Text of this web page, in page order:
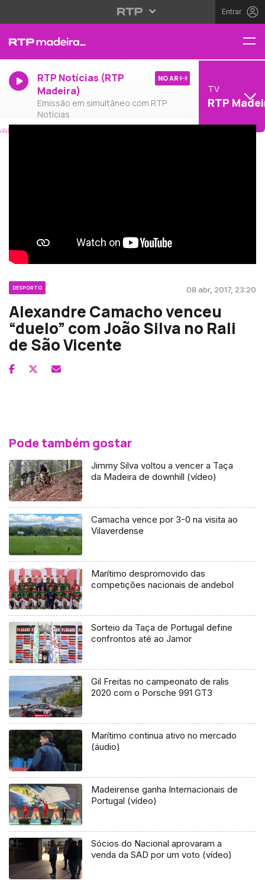
Entrar
RTP Notícias (RTP
Madeira)
Emissão em simultâneo com RTP
Notícias
NO AR
TV
RTP
DESPORTO 08 abr, 2017, 23:20
Alexandre Camacho venceu
“duelo” com João Silva no Rali
de São Vicente
Pode também gostar
Jimmy Silva voltou a vencer a Taça
da Madeira de downhill (vídeo)
Camacha vence por 3-0 na visita ao
Vilaverdense
Marítimo despromovido das
competições nacionais de andebol
Sorteio da Taça de Portugal define
confrontos até ao Jamor
Gil Freitas no campeonato de ralis
2020 com o Porsche 991 GT3
Marítimo continua ativo no mercado
(áudio)
Madeirense ganha Internacionais de
Portugal (vídeo)
Sócios do Nacional aprovaram a
venda da SAD por um voto (vídeo)